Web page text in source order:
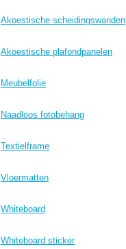
Akoestische scheidingswanden
Akoestische plafondpanelen
Meubelfolie
Naadloos fotobehang
Textielframe
Vloermatten
Whiteboard
Whiteboard sticker